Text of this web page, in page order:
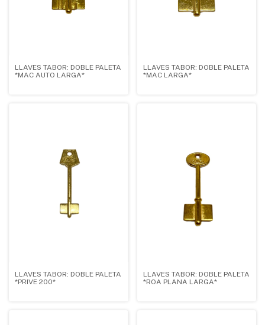
LLAVES TABOR: DOBLE PALETA
*MAC AUTO LARGA*
LLAVES TABOR: DOBLE PALETA
*MAC LARGA*
LLAVES TABOR: DOBLE PALETA
*PRIVE 200*
LLAVES TABOR: DOBLE PALETA
*ROA PLANA LARGA*